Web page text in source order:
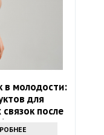
в молодости:
для
после
60